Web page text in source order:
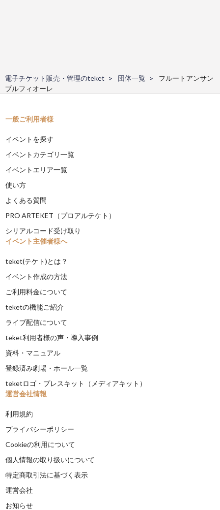
電子チケット販売・管理のteket 団体一覧
フルートアンサン
ブルフィオーレ
一般ご利用者様
イベントを探す
イベントカテゴリ一覧
イベントエリア一覧
使い方
よくある質問
PRO ARTEKET（プロアルテケト）
シリアルコード受け取り
イベント主催者様へ
teket(テケト)とは？
イベント作成の方法
ご利用料金について
teketの機能ご紹介
ライブ配信について
teket利用者様の声・導入事例
資料・マニュアル
登録済み劇場・ホール一覧
teketロゴ・プレスキット（メディアキット）
運営会社情報
利用規約
プライバシーポリシー
Cookieの利用について
個人情報の取り扱いについて
特定商取引法に基づく表示
運営会社
お知らせ